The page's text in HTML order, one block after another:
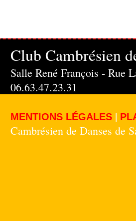
Club Cambrésien
Salle René François - Rue
06.63.47.23.31
MENTIONS LÉGALES|
Cambrésien de Danses de